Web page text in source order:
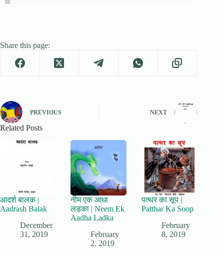
Share this page:
PREVIOUS NEXT
Related Posts
आदर्श बालक |
Aadrash Balak
December
31, 2019
नीम एक आधा
लड़का | Neem Ek
Aadha Ladka
February
2, 2019
पत्थर का सूप |
Patthar Ka Soop
February
8, 2019